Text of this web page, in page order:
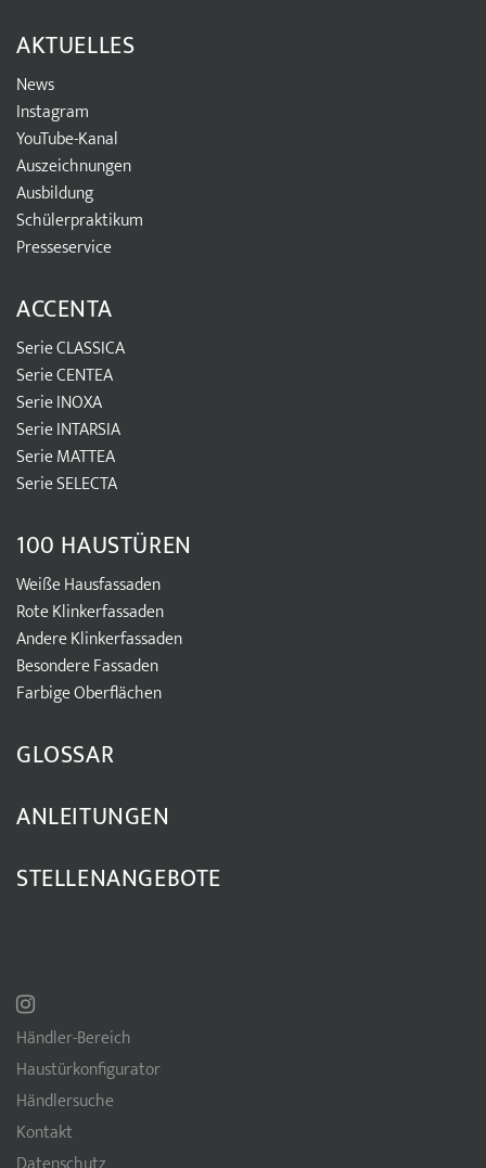
AKTUELLES
News
Instagram
YouTube-Kanal
Auszeichnungen
Ausbildung
Schülerpraktikum
Presseservice
ACCENTA
Serie CLASSICA
Serie CENTEA
Serie INOXA
Serie INTARSIA
Serie MATTEA
Serie SELECTA
100 HAUSTÜREN
Weiße Hausfassaden
Rote Klinkerfassaden
Andere Klinkerfassaden
Besondere Fassaden
Farbige Oberflächen
GLOSSAR
ANLEITUNGEN
STELLENANGEBOTE
Händler-Bereich
Haustürkonfigurator
Händlersuche
Kontakt